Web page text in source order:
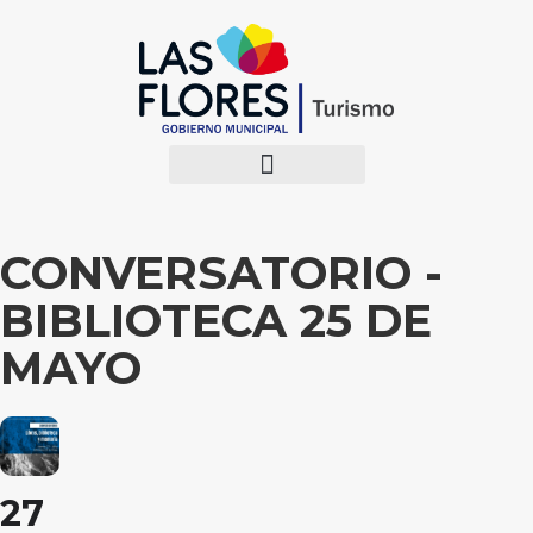
CONVERSATORIO -
BIBLIOTECA 25 DE
MAYO
27